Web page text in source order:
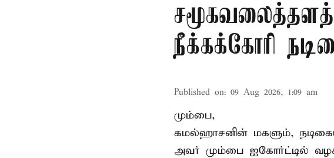
நீக்கக்கோரி
Published on: 09 Aug 2026, 1:09 am
மும்பை,
கமல்ஹாசனின் மகளும்,
அவர் மும்பை ஐகோர்ட்டில்